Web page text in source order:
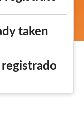
taken
registrado